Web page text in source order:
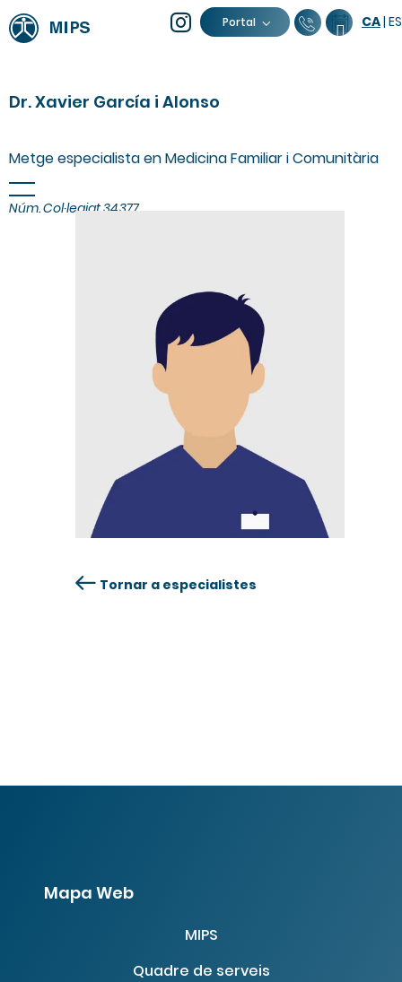
Portal 93 805 04
CA| ES
Dr. Xavier García i Alonso
Metge especialista en Medicina Familiar i Comunitària
Núm. Col·legiat 34.377
Tornar a especialistes
Mapa Web
MIPS
Quadre de serveis